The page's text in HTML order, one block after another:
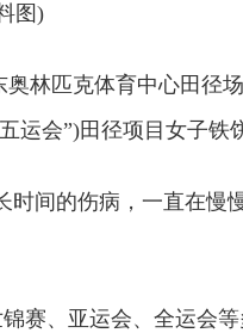
图)
林匹克体育中心田径
运会”)田径项目女子铁
间的伤病，一直在慢
赛、亚运会、全运会